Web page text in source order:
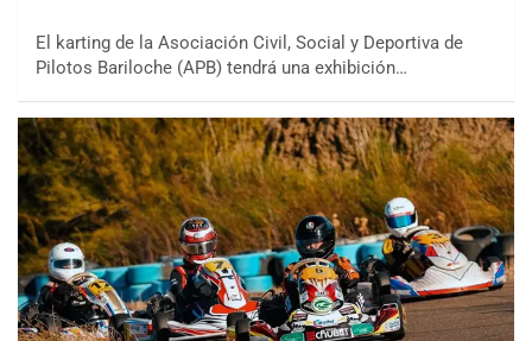
El karting de la Asociación Civil, Social y Deportiva de
Pilotos Bariloche (APB) tendrá una exhibición…